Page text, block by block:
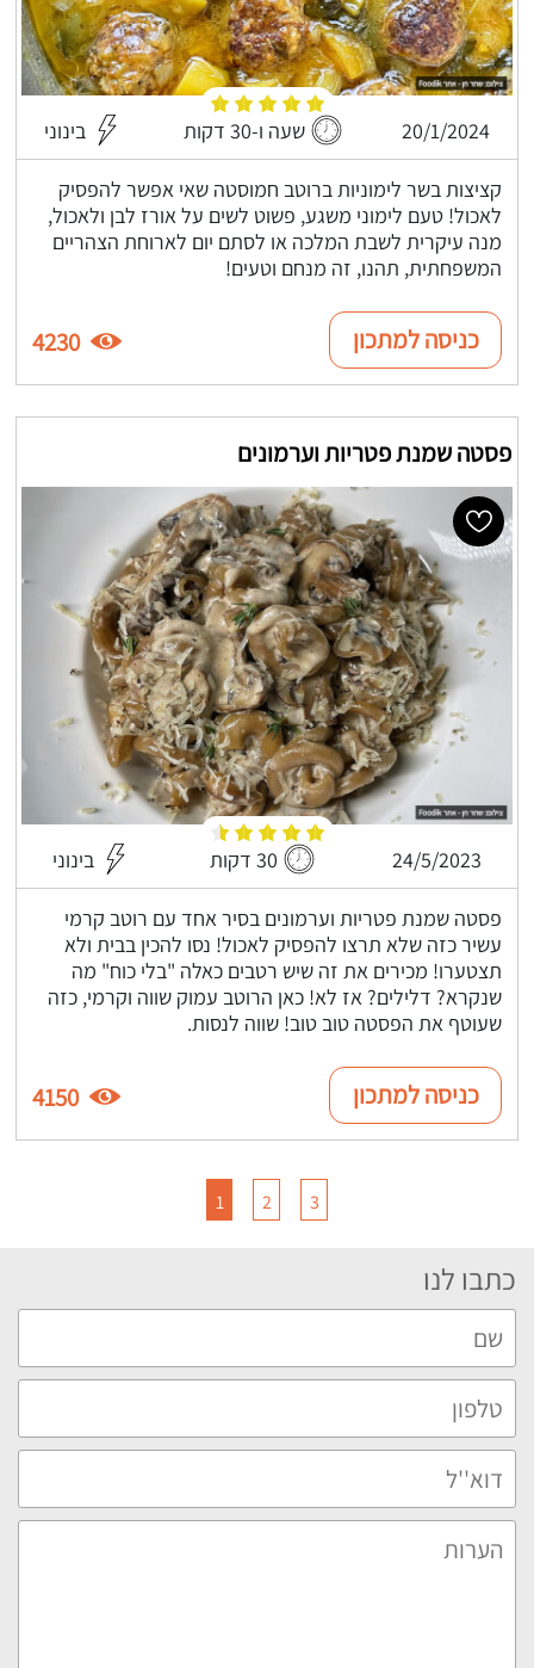
20/1/2024 שעה ו-30 דקות בינוני
קציצות בשר לימוניות ברוטב חמוסטה שאי אפשר להפסיק
לאכול! טעם לימוני משגע, פשוט לשים על אורז לבן ולאכול,
מנה עיקרית לשבת המלכה או לסתם יום לארוחת הצהריים
המשפחתית, תהנו, זה מנחם וטעים!
כניסה למתכון 4230
פסטה שמנת פטריות וערמונים
24/5/2023 30 דקות בינוני
פסטה שמנת פטריות וערמונים בסיר אחד עם רוטב קרמי
עשיר כזה שלא תרצו להפסיק לאכול! נסו להכין בבית ולא
תצטערו! מכירים את זה שיש רטבים כאלה "בלי כוח" מה
שנקרא? דלילים? אז לא! כאן הרוטב עמוק שווה וקרמי, כזה
שעוטף את הפסטה טוב טוב! שווה לנסות.
כניסה למתכון 4150
1 2 3
כתבו לנו